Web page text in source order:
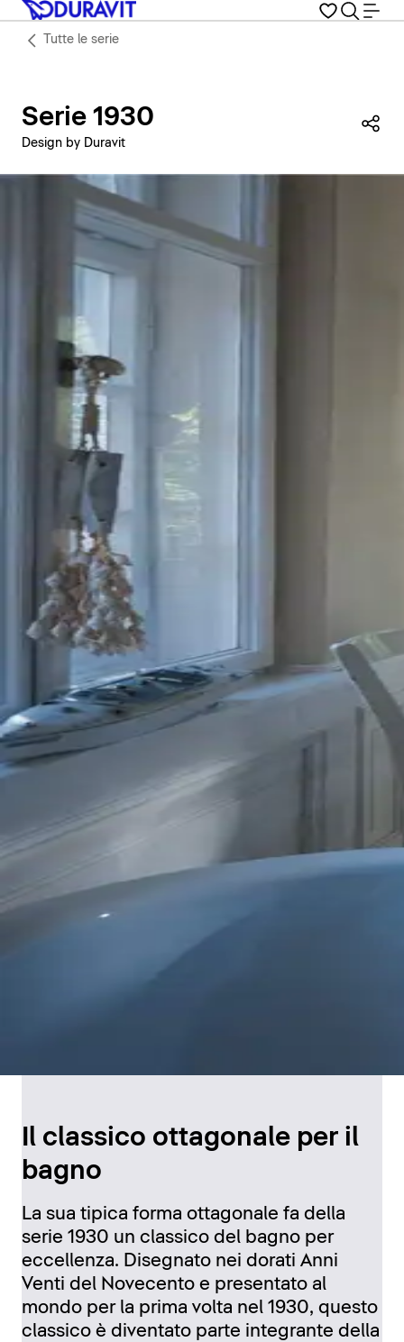
Tutte le serie
Serie 1930
Design by Duravit
Il classico ottagonale per il
bagno
La sua tipica forma ottagonale fa della
serie 1930 un classico del bagno per
eccellenza. Disegnato nei dorati Anni
Venti del Novecento e presentato al
mondo per la prima volta nel 1930, questo
classico è diventato parte integrante della